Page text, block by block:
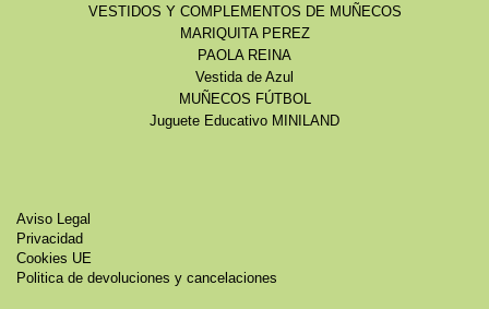
VESTIDOS Y COMPLEMENTOS DE MUÑECOS
MARIQUITA PEREZ
PAOLA REINA
Vestida de Azul
MUÑECOS FÚTBOL
Juguete Educativo MINILAND
Aviso Legal
Privacidad
Cookies UE
Politica de devoluciones y cancelaciones